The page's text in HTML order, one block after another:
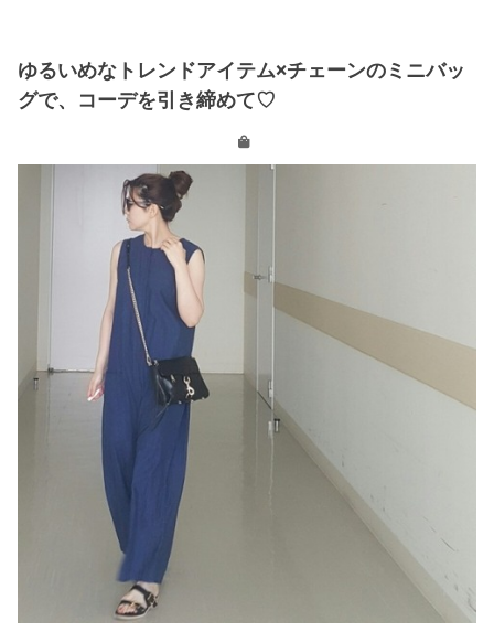
ゆるいめなトレンドアイテム×チェーンのミニバッ
グで、コーデを引き締めて♡